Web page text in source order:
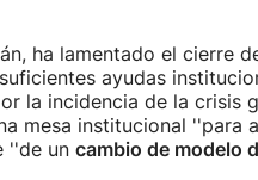
ha lamentado el cierre
ayudas
la incidencia de la crisis
mesa institucional ''para
''de un cambio de modelo